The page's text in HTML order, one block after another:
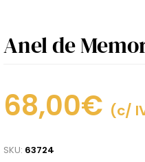
Anel de
68,00€ (c/
SKU: 63724